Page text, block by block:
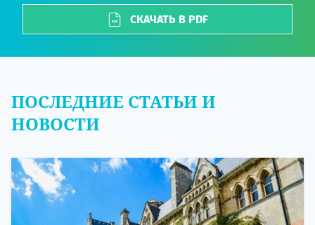
СКАЧАТЬ В PDF
ПОСЛЕДНИЕ СТАТЬИ И
НОВОСТИ